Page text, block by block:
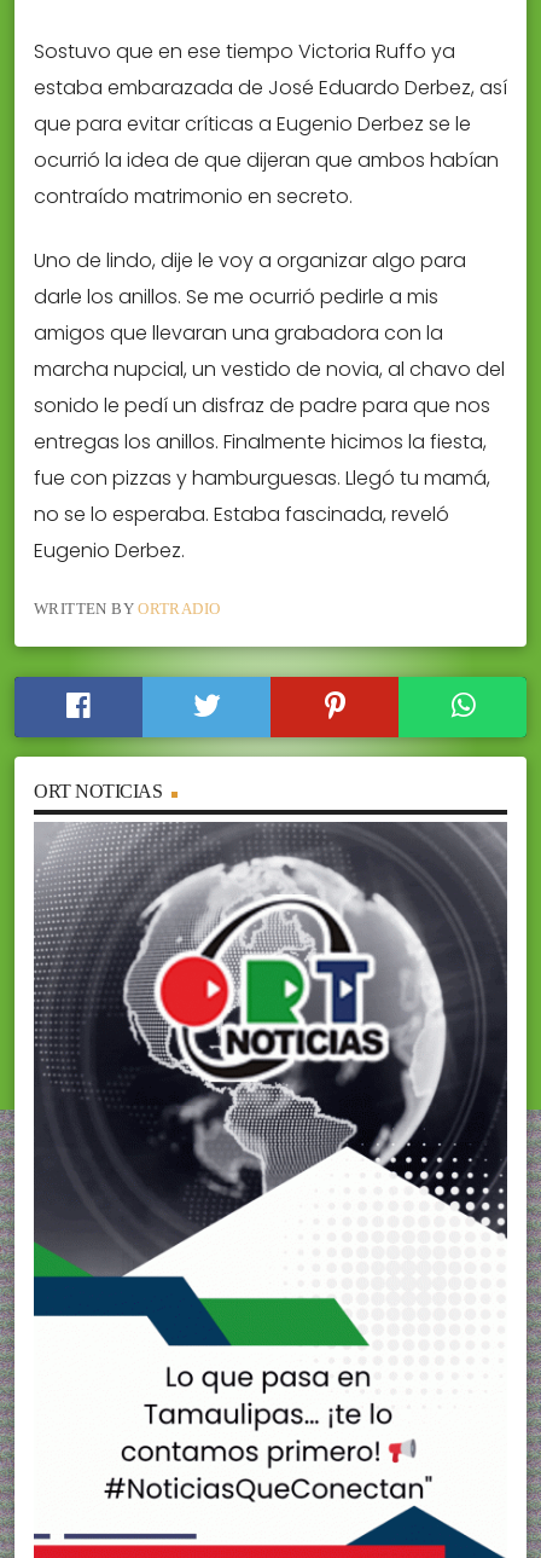
Sostuvo que en ese tiempo Victoria Ruffo ya
estaba embarazada de José Eduardo Derbez, así
que para evitar críticas a Eugenio Derbez se le
ocurrió la idea de que dijeran que ambos habían
contraído matrimonio en secreto.
Uno de lindo, dije le voy a organizar algo para
darle los anillos. Se me ocurrió pedirle a mis
amigos que llevaran una grabadora con la
marcha nupcial, un vestido de novia, al chavo del
sonido le pedí un disfraz de padre para que nos
entregas los anillos. Finalmente hicimos la fiesta,
fue con pizzas y hamburguesas. Llegó tu mamá,
no se lo esperaba. Estaba fascinada, reveló
Eugenio Derbez.
WRITTEN BYORTRADIO
ORT NOTICIAS